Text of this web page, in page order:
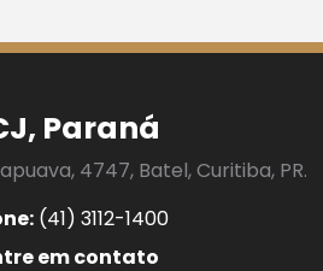
Paraná
4747, Batel, Curitiba, PR.
(41) 3112-1400
em contato